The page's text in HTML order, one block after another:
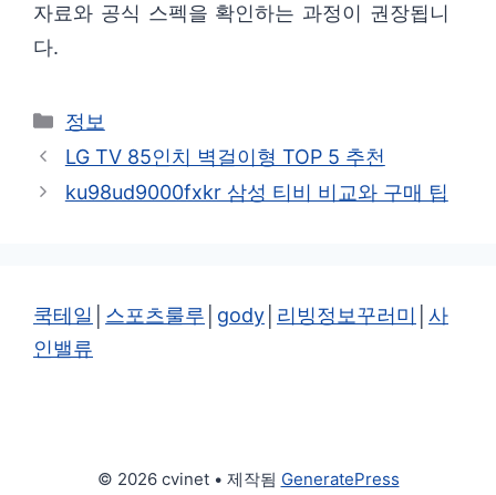
자료와 공식 스펙을 확인하는 과정이 권장됩니
다.
카
테
리
정보
LG TV 85인치 벽걸이형 TOP 5 추천
ku98ud9000fxkr 삼성 티비 비교와 구매 팁
쿡테일 스포츠룰루 gody 리빙정보꾸러미
사
인밸류
© 2026 cvinet• 제작됨 GeneratePress